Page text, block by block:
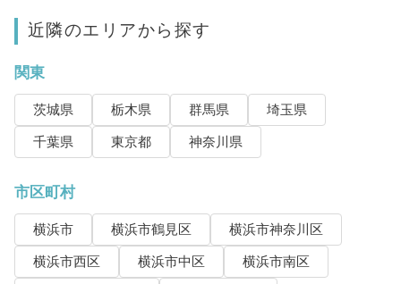
近隣のエリアから探す
関東
茨城県 栃木県 群馬県
埼玉県
千葉県
東京都 神奈川県
市区町村
横浜市 横浜市鶴見区
横浜市神奈川区
横浜市西区
横浜市中区
横浜市南区